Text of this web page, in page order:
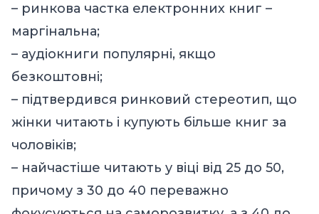
– ринкова частка електронних книг –
маргінальна;
– аудіокниги популярні, якщо
безкоштовні;
– підтвердився ринковий стереотип, що
жінки читають і купують більше книг за
чоловіків;
– найчастіше читають у віці від 25 до 50,
причому з 30 до 40 переважно